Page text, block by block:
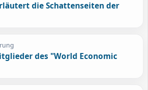
die Schattenseiten der
des "World Economic